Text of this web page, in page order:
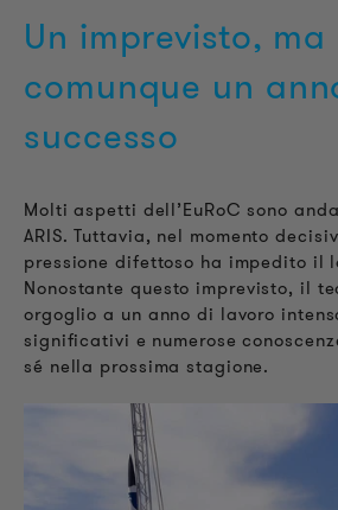
Un imprevisto, ma
comunque un
successo
Molti aspetti dell’EuRoC sono
ARIS. Tuttavia, nel momento
pressione difettoso ha impedito il
Nonostante questo imprevisto, il
orgoglio a un anno di lavoro
significativi e numerose
sé nella prossima stagione.